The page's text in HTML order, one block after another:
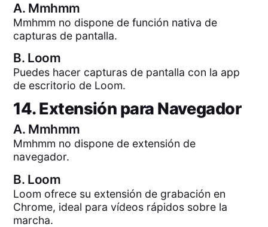
A. Mmhmm
Mmhmm no dispone de función nativa de
capturas de pantalla.
B. Loom
Puedes hacer capturas de pantalla con la app
de escritorio de Loom.
14. Extensión para Navegador
A. Mmhmm
Mmhmm no dispone de extensión de
navegador.
B. Loom
Loom ofrece su extensión de grabación en
Chrome, ideal para vídeos rápidos sobre la
marcha.